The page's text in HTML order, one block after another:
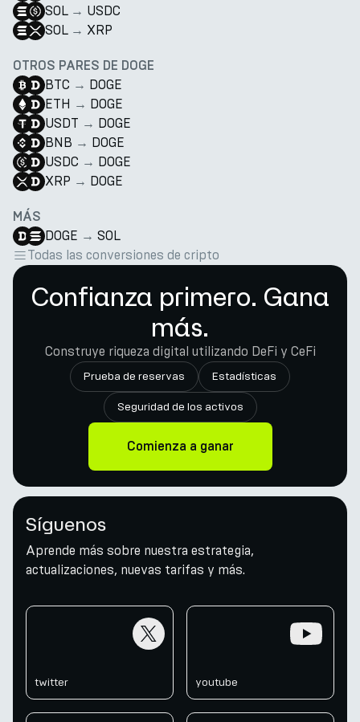
SOL → USDC
SOL → XRP
OTROS PARES DE DOGE
BTC → DOGE
ETH → DOGE
USDT → DOGE
BNB → DOGE
USDC → DOGE
XRP → DOGE
MÁS
DOGE → SOL
Todas las conversiones de cripto
Confianza primero. Gana
más.
Construye riqueza digital utilizando DeFi y CeFi
Prueba de reservas Estadísticas
Seguridad de los activos
Comienza a ganar
Síguenos
Aprende más sobre nuestra estrategia,
actualizaciones, nuevas tarifas y más.
twitter youtube